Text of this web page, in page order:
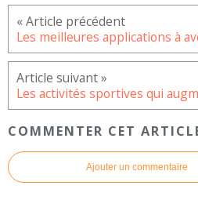
Les activités sportives qui
COMMENTER CET
Ajouter un commentaire